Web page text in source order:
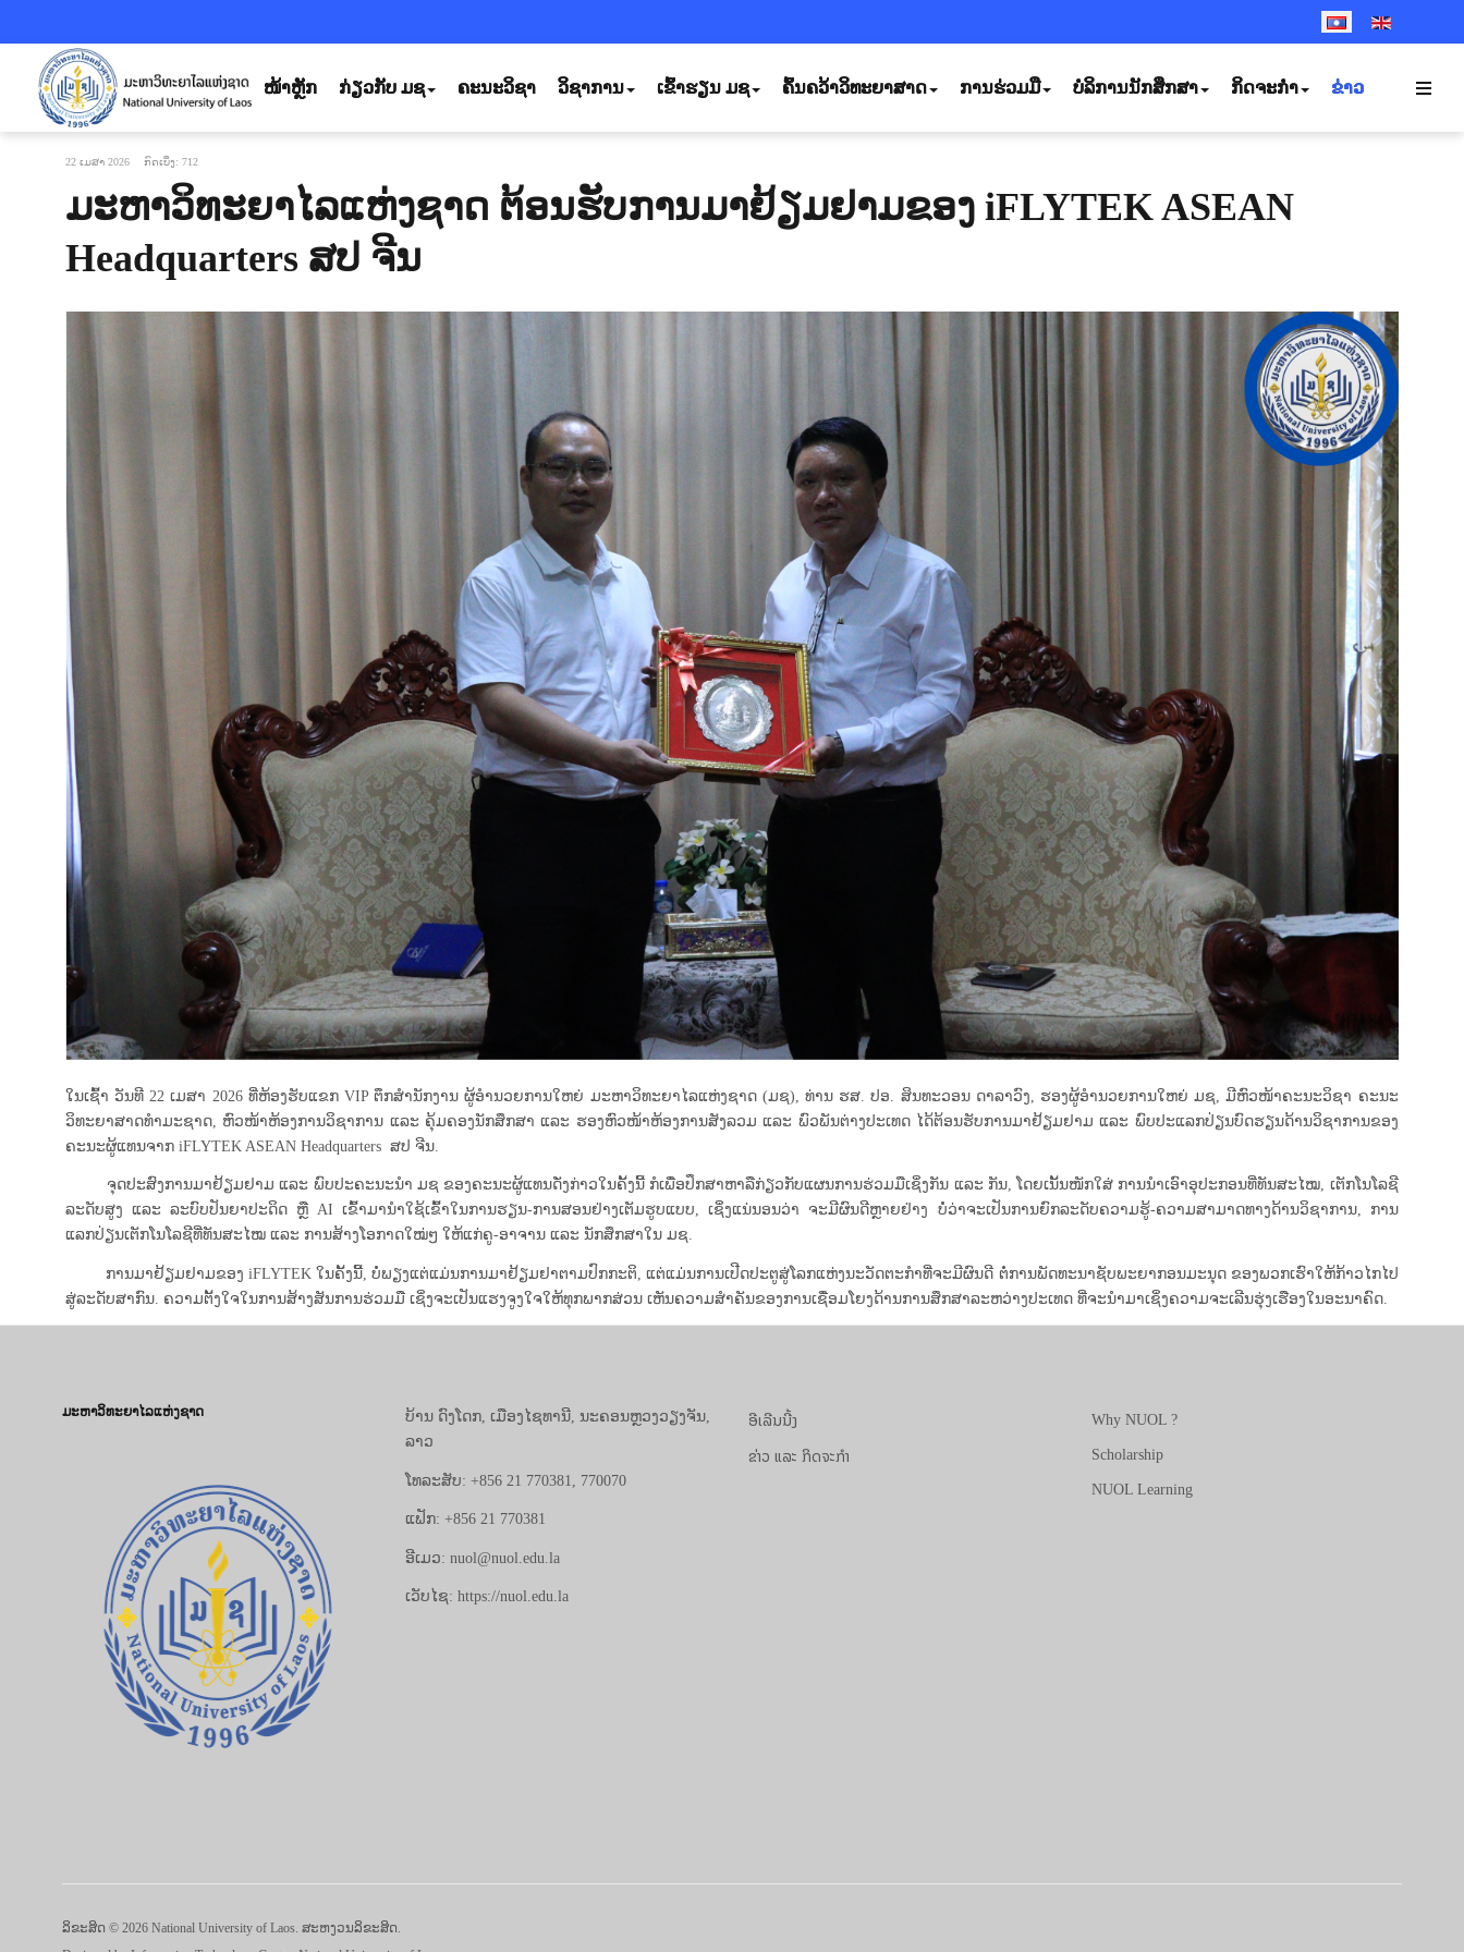
SELECT YOUR
ໜ້າຫຼັກ ກ່ຽວກັບ ມຊ ຄະນະວິຊາ ວິຊາການ ເຂົ້າຮຽນ ມຊ ຄົ້ນຄວ້າວິທະຍາສາດ ການຮ່ວມມື ບໍລິການນັກສຶກສາ ກິດຈະກຳ ຂ່າວ
22 ເມສາ 2026 ກົດເບິ່ງ: 712
ມະຫາວິທະຍາໄລແຫ່ງຊາດ ຕ້ອນຮັບການມາຢ້ຽມຢາມຂອງ iFLYTEK ASEAN
Headquarters ສປ ຈີນ
ໃນເຊົ້າ ວັນທີ 22 ເມສາ 2026 ທີ່ຫ້ອງຮັບແຂກ VIP ຕຶກສຳນັກງານ ຜູ້ອໍານວຍການໃຫຍ່ ມະຫາວິທະຍາໄລແຫ່ງຊາດ (ມຊ), ທ່ານ ຮສ. ປອ. ສິນທະວອນ ດາລາວົງ, ຮອງຜູ້ອຳນວຍການໃຫຍ່ ມຊ, ມີຫົວໜ້າຄະນະວິຊາ ຄະນະ
ວິທະຍາສາດທຳມະຊາດ, ຫົວໜ້າຫ້ອງການວິຊາການ ແລະ ຄຸ້ມຄອງນັກສຶກສາ ແລະ ຮອງຫົວໜ້າຫ້ອງການສັງລວມ ແລະ ພົວພັນຕ່າງປະເທດ ໄດ້ຕ້ອນຮັບການມາຢ້ຽມຢາມ ແລະ ພົບປະແລກປ່ຽນບົດຮຽນດ້ານວິຊາການຂອງ
ຄະນະຜູ້ແທນຈາກ iFLYTEK ASEAN Headquarters ສປ ຈີນ.
ຈຸດປະສົງການມາຢ້ຽມຢາມ ແລະ ພົບປະຄະນະນໍາ ມຊ ຂອງຄະນະຜູ້ແທນດັ່ງກ່າວໃນຄັ້ງນີ້ ກໍເພື່ອປຶກສາຫາລືກ່ຽວກັບແຜນການຮ່ວມມືເຊິ່ງກັນ ແລະ ກັນ, ໂດຍເນັ້ນໜັກໃສ່ ການນຳເອົາອຸປະກອນທີ່ທັນສະໄໝ, ເຕັກໂນໂລຊີ
ລະດັບສູງ ແລະ ລະບົບປັນຍາປະດິດ ຫຼື AI ເຂົ້າມານຳໃຊ້ເຂົ້າໃນການຮຽນ-ການສອນຢ່າງເຕັມຮູບແບບ, ເຊິ່ງແນ່ນອນວ່າ ຈະມີຜົນດີຫຼາຍຢ່າງ ບໍ່ວ່າຈະເປັນການຍົກລະດັບຄວາມຮູ້-ຄວາມສາມາດທາງດ້ານວິຊາການ, ການ
ແລກປ່ຽນເຕັກໂນໂລຊີທີ່ທັນສະໄໝ ແລະ ການສ້າງໂອກາດໃໝ່ໆ ໃຫ້ແກ່ຄູ-ອາຈານ ແລະ ນັກສຶກສາໃນ ມຊ.
ການມາຢ້ຽມຢາມຂອງ iFLYTEK ໃນຄັ້ງນີ້, ບໍ່ພຽງແຕ່ແມ່ນການມາຢ້ຽມຢາຕາມປົກກະຕິ, ແຕ່ແມ່ນການເປີດປະຕູສູ່ໂລກແຫ່ງນະວັດຕະກໍາທີ່ຈະມີຜົນດີ ຕໍ່ການພັດທະນາຊັບພະຍາກອນມະນຸດ ຂອງພວກເຮົາໃຫ້ກ້າວໄກໄປ
ສູ່ລະດັບສາກົນ. ຄວາມຕັ້ງໃຈໃນການສ້າງສັນການຮ່ວມມື ເຊິ່ງຈະເປັນແຮງຈູງໃຈໃຫ້ທຸກພາກສ່ວນ ເຫັນຄວາມສຳຄັນຂອງການເຊື່ອມໂຍງດ້ານການສຶກສາລະຫວ່າງປະເທດ ທີ່ຈະນຳມາເຊິ່ງຄວາມຈະເລີນຮຸ່ງເຮືອງໃນອະນາຄົດ.
ມະຫາວິທະຍາໄລແຫ່ງຊາດ
ບ້ານ ດົງໂດກ, ເມືອງໄຊທານີ, ນະຄອນຫຼວງວຽງຈັນ,
ລາວ
ໂທລະສັບ: +856 21 770381, 770070
ແຟັກ: +856 21 770381
ອີເມວ: nuol@nuol.edu.la
ເວັບໄຊ: https://nuol.edu.la
ອີເລີນນີ້ງ
ຂ່າວ ແລະ ກິດຈະກຳ
Why NUOL ?
Scholarship
NUOL Learning
ລິຂະສິດ © 2026 National University of Laos. ສະຫງວນລິຂະສິດ.